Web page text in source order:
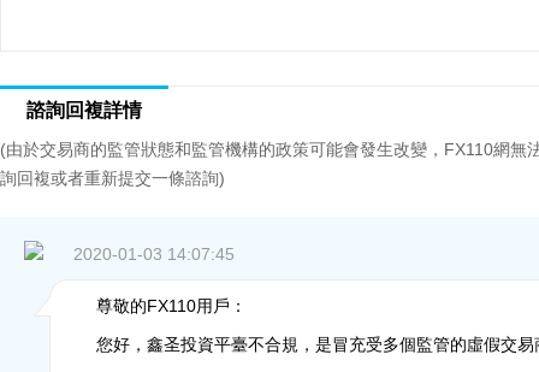
諮詢回複詳情
(由於交易商的監管狀態和監管機構的政策可能會發生改變，FX110網
詢回複或者重新提交一條諮詢)
2020-01-03 14:07:45
尊敬的FX110用戶：
您好，鑫圣投資平臺不合規，是冒充受多個監管的虛假交